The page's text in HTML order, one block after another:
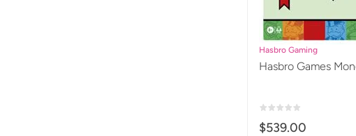
Hasbro Gaming
Hasbro Games
$539.00